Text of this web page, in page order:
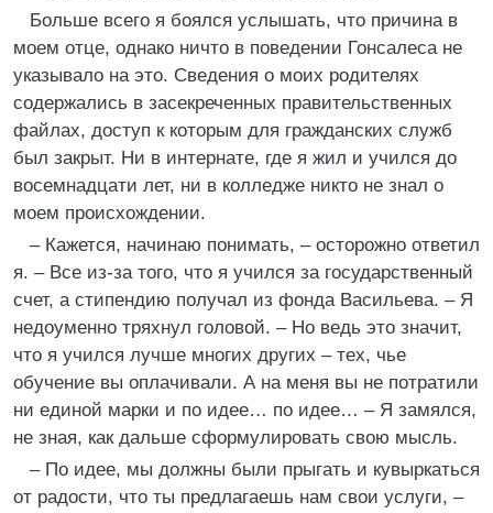
Больше всего я боялся услышать, что причина в
моем отце, однако ничто в поведении Гонсалеса не
указывало на это. Сведения о моих родителях
содержались в засекреченных правительственных
файлах, доступ к которым для гражданских служб
был закрыт. Ни в интернате, где я жил и учился до
восемнадцати лет, ни в колледже никто не знал о
моем происхождении.
– Кажется, начинаю понимать, – осторожно ответил
я. – Все из-за того, что я учился за государственный
счет, а стипендию получал из фонда Васильева. – Я
недоуменно тряхнул головой. – Но ведь это значит,
что я учился лучше многих других – тех, чье
обучение вы оплачивали. А на меня вы не потратили
ни единой марки и по идее… по идее… – Я замялся,
не зная, как дальше сформулировать свою мысль.
– По идее, мы должны были прыгать и кувыркаться
от радости, что ты предлагаешь нам свои услуги, –